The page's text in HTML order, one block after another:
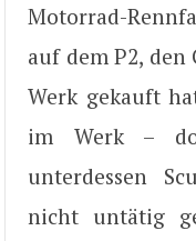
Motorrad-
auf dem P2, den
Werk gekauft
im Werk –
unterdessen
nicht untätig